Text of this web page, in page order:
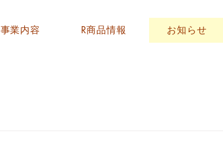
事業内容 R商品情報 お知らせ